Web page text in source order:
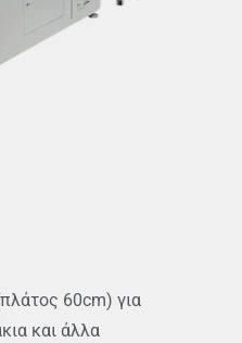
60cm) για
και άλλα